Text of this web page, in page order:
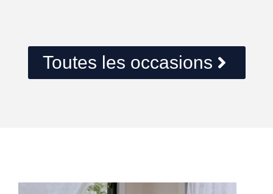
Toutes les occasions